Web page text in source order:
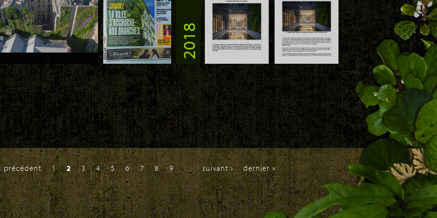
ou
et
Garden Lab Feb 2020 Editorial par Patrick Blanc
Bâtiments, 50 idées
pour le climat, Engie
Solutions, P. 64, Jan.
2020
Bâtiments, 50 idées
pour le climat, Engie
Solutions, P. 65, Jan.
moi les jumelles, 20
2019, Mur Végétal Patrick
Download
Oasis d'Aboukir, Mur
Végétal par Patrick
Blanc, couverture de
Libération, 26 juillet
2019
2018
Download
www.batiactu.com 4
dec 2018, Vertical
Garden by Patrick
Blanc
Download
www.mysweetimmo.com
1 decembre 2018,
110 Charlton New
York, Vertical Garden
by Patrick Blanc
précédent 1 2 3 4 5 6 7 8 9 … suivant › dernier »